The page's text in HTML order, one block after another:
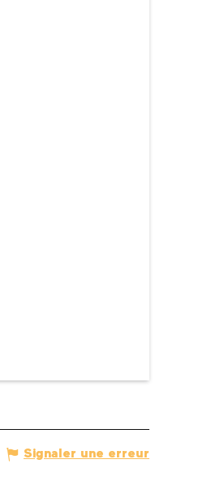
Signaler une erreur